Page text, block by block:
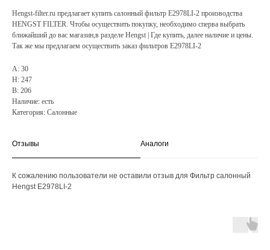
Hengst-filter.ru предлагает купить салонный фильтр E2978LI-2 производства
HENGST FILTER. Чтобы осуществить покупку, необходимо сперва выбрать
ближайший до вас магазин,в разделе Hengst | Где купить, далее наличие и цены.
Так же мы предлагаем осуществить заказ фильтров E2978LI-2
A: 30
H: 247
B: 206
Наличие: есть
Категория: Салонные
Отзывы Аналоги
К сожалению пользователи не оставили отзыв для Фильтр салонный
Hengst E2978LI-2